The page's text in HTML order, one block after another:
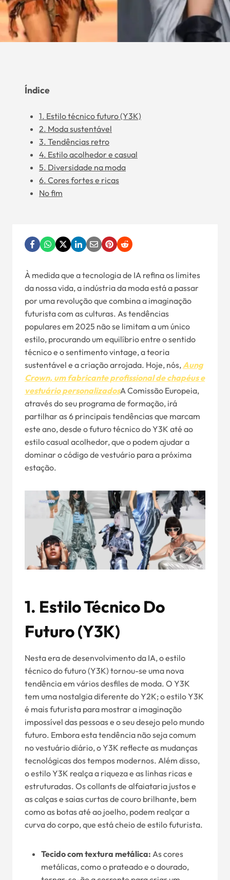
Índice
1. Estilo técnico futuro (Y3K)
2. Moda sustentável
3. Tendências retro
4. Estilo acolhedor e casual
5. Diversidade na moda
6. Cores fortes e ricas
No fim
À medida que a tecnologia de IA refina os limites
da nossa vida, a indústria da moda está a passar
por uma revolução que combina a imaginação
futurista com as culturas. As tendências
populares em 2025 não se limitam a um único
estilo, procurando um equilíbrio entre o sentido
técnico e o sentimento vintage, a teoria
sustentável e a criação arrojada. Hoje, nós,Aung
Crown, um fabricante profissional de chapéus e
vestuário personalizadosA Comissão Europeia,
através do seu programa de formação, irá
partilhar as 6 principais tendências que marcam
este ano, desde o futuro técnico do Y3K até ao
estilo casual acolhedor, que o podem ajudar a
dominar o código de vestuário para a próxima
estação.
1. Estilo Técnico Do
Futuro (Y3K)
Nesta era de desenvolvimento da IA, o estilo
técnico do futuro (Y3K) tornou-se uma nova
tendência em vários desfiles de moda. O Y3K
tem uma nostalgia diferente do Y2K; o estilo Y3K
é mais futurista para mostrar a imaginação
impossível das pessoas e o seu desejo pelo mundo
futuro. Embora esta tendência não seja comum
no vestuário diário, o Y3K reflecte as mudanças
tecnológicas dos tempos modernos. Além disso,
o estilo Y3K realça a riqueza e as linhas ricas e
estruturadas. Os collants de alfaiataria justos e
as calças e saias curtas de couro brilhante, bem
como as botas até ao joelho, podem realçar a
curva do corpo, que está cheio de estilo futurista.
Tecido com textura metálica: As cores
metálicas, como o prateado e o dourado,